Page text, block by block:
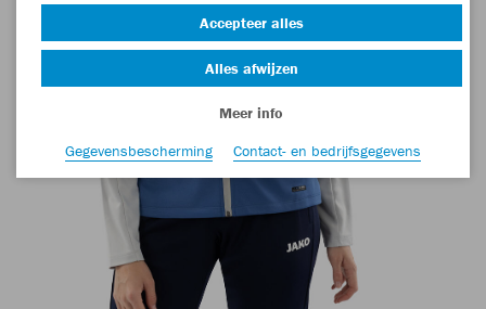
Accepteer alles
Alles afwijzen
Meer info
Gegevensbescherming
Contact- en bedrijfsgegevens